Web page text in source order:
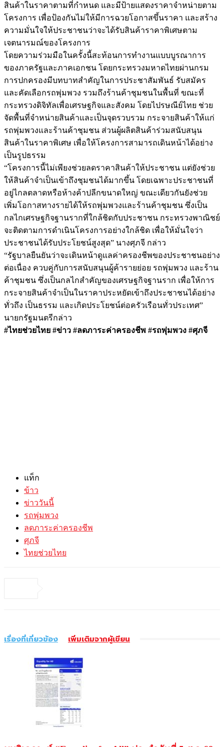
สินค้าในราคาตามที่กำหนด และมีป้ายแสดงราคาจำหน่ายตาม
โครงการ เพื่อป้องกันไม่ให้มีการฉวยโอกาสขึ้นราคา และสร้าง
ความมั่นใจให้ประชาชนว่าจะได้รับสินค้าราคาพิเศษตาม
เจตนารมณ์ของโครงการ
โดยความร่วมมือในครั้งนี้สะท้อนการทำงานแบบบูรณาการ
ของภาครัฐและภาคเอกชน โดยกระทรวงมหาดไทยผ่านกรม
การปกครองมีบทบาทสำคัญในการประชาสัมพันธ์ รับสมัคร
และคัดเลือกรถพุ่มพวง รวมถึงร้านค้าชุมชนในพื้นที่ ขณะที่
กระทรวงดิจิทัลเพื่อเศรษฐกิจและสังคม โดยไปรษณีย์ไทย ช่วย
จัดพื้นที่จำหน่ายสินค้าและเป็นจุดรวบรวม กระจายสินค้าให้แก่
รถพุ่มพวงและร้านค้าชุมชน ส่วนผู้ผลิตสินค้าร่วมสนับสนุน
สินค้าในราคาพิเศษ เพื่อให้โครงการสามารถเดินหน้าได้อย่าง
เป็นรูปธรรม
“โครงการนี้ไม่เพียงช่วยลดราคาสินค้าให้ประชาชน แต่ยังช่วย
ให้สินค้าจำเป็นเข้าถึงชุมชนได้มากขึ้น โดยเฉพาะประชาชนที่
อยู่ไกลตลาดหรือห้างค้าปลีกขนาดใหญ่ ขณะเดียวกันยังช่วย
เพิ่มโอกาสทางรายได้ให้รถพุ่มพวงและร้านค้าชุมชน ซึ่งเป็น
กลไกเศรษฐกิจฐานรากที่ใกล้ชิดกับประชาชน กระทรวงพาณิชย์
จะติดตามการดำเนินโครงการอย่างใกล้ชิด เพื่อให้มั่นใจว่า
ประชาชนได้รับประโยชน์สูงสุด” นางศุภจี กล่าว
“รัฐบาลยืนยันว่าจะเดินหน้าดูแลค่าครองชีพของประชาชนอย่าง
ต่อเนื่อง ควบคู่กับการสนับสนุนผู้ค้ารายย่อย รถพุ่มพวง และร้าน
ค้าชุมชน ซึ่งเป็นกลไกสำคัญของเศรษฐกิจฐานราก เพื่อให้การ
กระจายสินค้าจำเป็นในราคาประหยัดเข้าถึงประชาชนได้อย่าง
ทั่วถึง เป็นธรรม และเกิดประโยชน์ต่อครัวเรือนทั่วประเทศ”
นายกรัฐมนตรีกล่าว
#ไทยช่วยไทย #ข่าว #ลดภาระค่าครองชีพ #รถพุ่มพวง #ศุภจี
แท็ก
ข้าว
ข่าววันนี้
รถพุ่มพวง
ลดภาระค่าครองชีพ
ศุภจี
ไทยช่วยไทย
เรื่องที่เกี่ยวข้อง เพิ่มเติมจากผู้เขียน